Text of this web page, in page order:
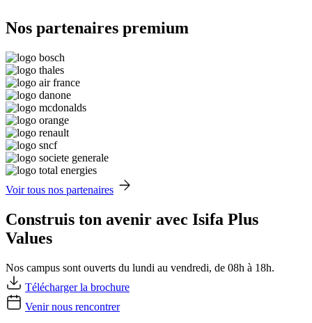
Nos partenaires premium
Voir tous nos partenaires
Construis ton avenir avec Isifa Plus
Values
Nos campus sont ouverts du lundi au vendredi, de 08h à 18h.
Télécharger la brochure
Venir nous rencontrer